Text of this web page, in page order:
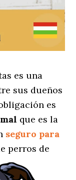
es una
sus dueños
es
que es la
seguro para
perros de